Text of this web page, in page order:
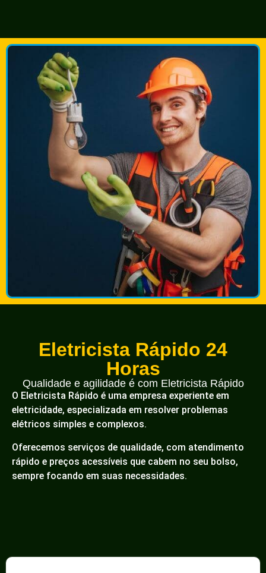
Eletricista Rápido 24
Horas
Qualidade e agilidade é com Eletricista Rápido
O Eletricista Rápido é uma empresa experiente em
eletricidade, especializada em resolver problemas
elétricos simples e complexos.
Oferecemos serviços de qualidade, com atendimento
rápido e preços acessíveis que cabem no seu bolso,
sempre focando em suas necessidades.